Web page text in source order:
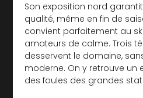
Son exposition nord
qualité, même en fin de
convient parfaitement au
amateurs de calme. Trois
desservent le domaine,
moderne. On y retrouve un
des foules des grandes